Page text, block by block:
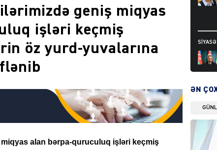
geniş miqyas
işləri keçmiş
öz yurd-yuvalarına
alan bərpa-quruculuq işləri keçmiş
DÜNYA
ƏN